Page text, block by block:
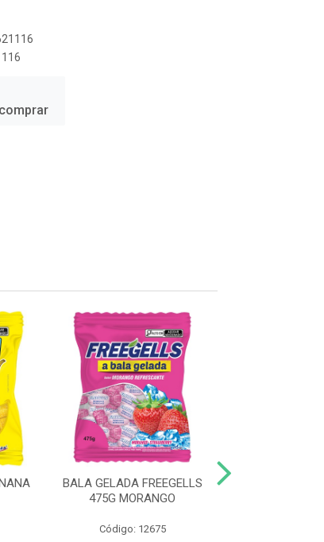
BALA GELADA FREEGELLS
475G MORANGO
Código: 12675